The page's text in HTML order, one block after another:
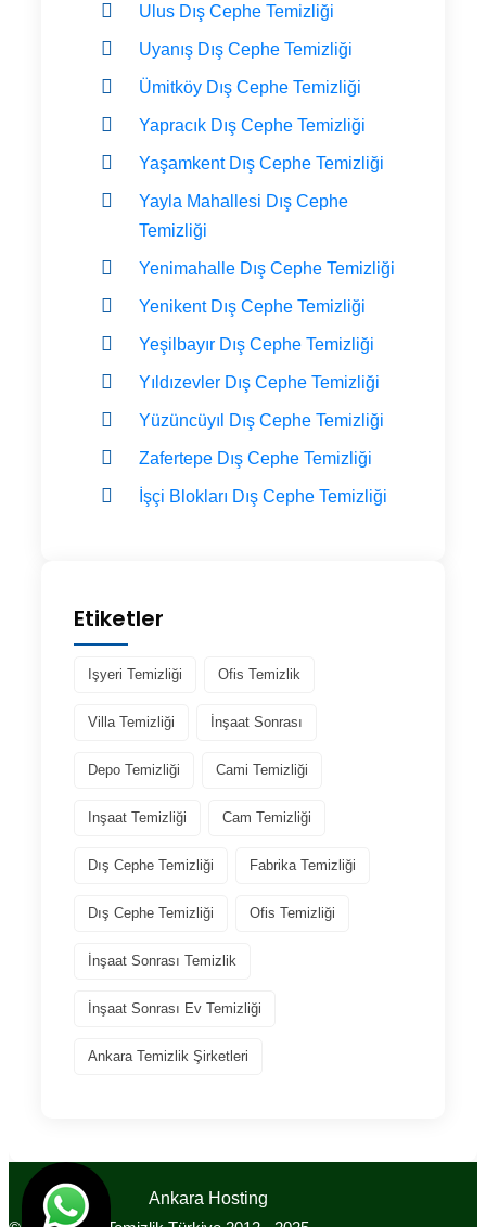
Ulus Dış Cephe Temizliği
Uyanış Dış Cephe Temizliği
Ümitköy Dış Cephe Temizliği
Yapracık Dış Cephe Temizliği
Yaşamkent Dış Cephe Temizliği
Yayla Mahallesi Dış Cephe
Temizliği
Yenimahalle Dış Cephe Temizliği
Yenikent Dış Cephe Temizliği
Yeşilbayır Dış Cephe Temizliği
Yıldızevler Dış Cephe Temizliği
Yüzüncüyıl Dış Cephe Temizliği
Zafertepe Dış Cephe Temizliği
İşçi Blokları Dış Cephe Temizliği
Etiketler
Işyeri Temizliği Ofis Temizlik
Villa Temizliği İnşaat Sonrası
Depo Temizliği Cami Temizliği
Inşaat Temizliği Cam Temizliği
Dış Cephe Temizliği Fabrika Temizliği
Dış Cephe Temizliği Ofis Temizliği
İnşaat Sonrası Temizlik
İnşaat Sonrası Ev Temizliği
Ankara Temizlik Şirketleri
Tasarım
Ankara Hosting